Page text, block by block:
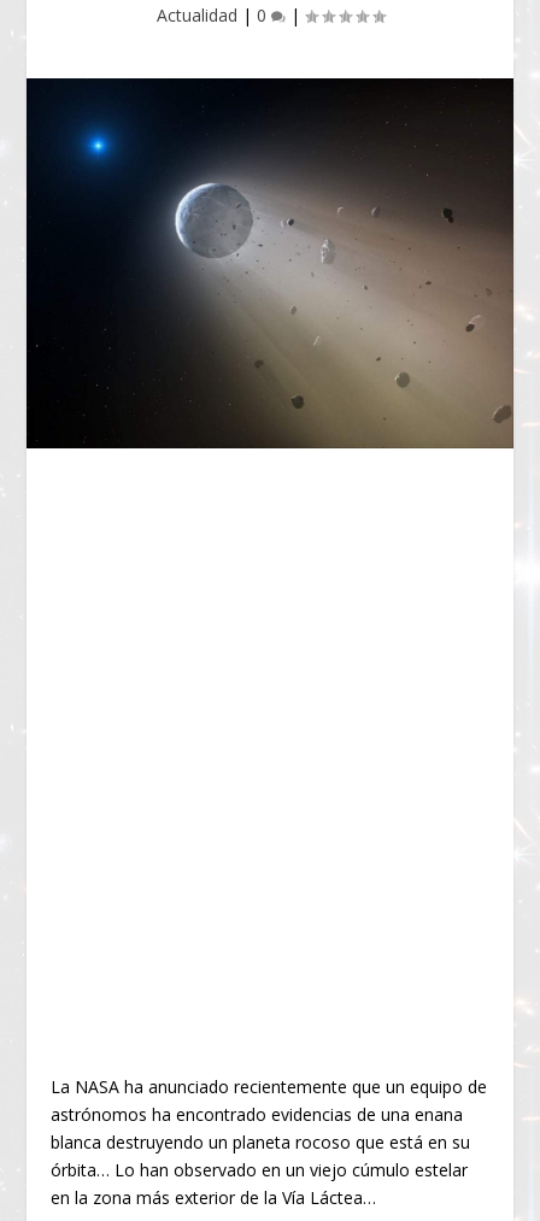
Actualidad | 0 |
La NASA ha anunciado recientemente que un equipo de
astrónomos ha encontrado evidencias de una enana
blanca destruyendo un planeta rocoso que está en su
órbita… Lo han observado en un viejo cúmulo estelar
en la zona más exterior de la Vía Láctea…